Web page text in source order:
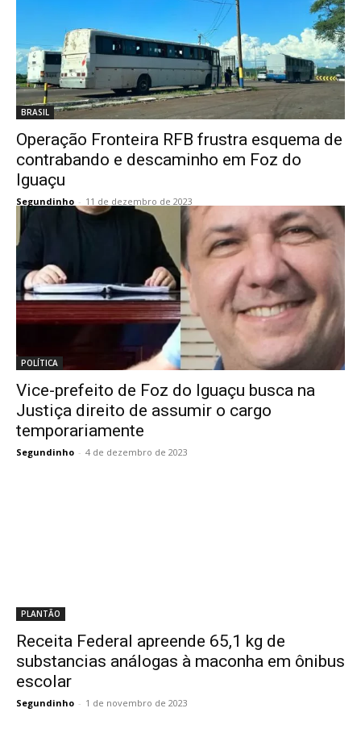
BRASIL
Operação Fronteira RFB frustra esquema de
contrabando e descaminho em Foz do
Iguaçu
Segundinho - 11 de dezembro de 2023
POLÍTICA
Vice-prefeito de Foz do Iguaçu busca na
Justiça direito de assumir o cargo
temporariamente
Segundinho - 4 de dezembro de 2023
PLANTÃO
Receita Federal apreende 65,1 kg de
substancias análogas à maconha em ônibus
escolar
Segundinho - 1 de novembro de 2023